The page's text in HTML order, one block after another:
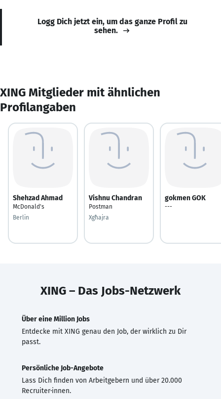
Logg Dich jetzt ein, um das ganze Profil zu
sehen.
XING Mitglieder mit ähnlichen
Profilangaben
Shehzad Ahmad
McDonald's
Berlin
Vishnu Chandran
Postman
Xgħajra
gokmen GOK
---
XING – Das Jobs-Netzwerk
Über eine Million Jobs
Entdecke mit XING genau den Job, der wirklich zu Dir
passt.
Persönliche Job-Angebote
Lass Dich finden von Arbeitgebern und über 20.000
Recruiter·innen.